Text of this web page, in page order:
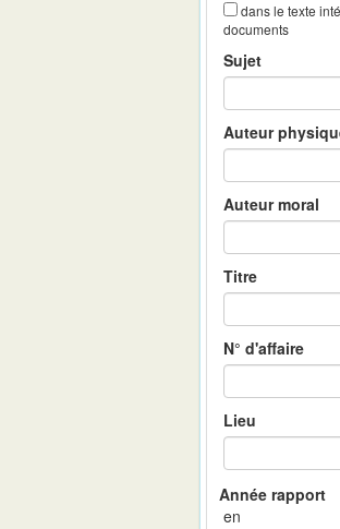
dans le texte
documents
Sujet
Auteur
Auteur moral
Titre
N° d'affaire
Lieu
en